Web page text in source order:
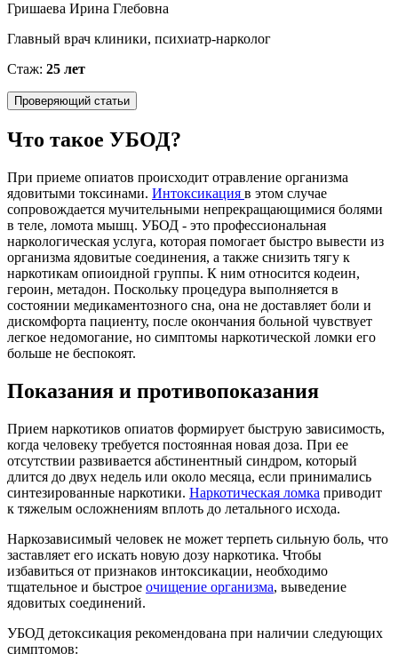
Гришаева Ирина Глебовна
Главный врач клиники, психиатр-нарколог
Стаж: 25 лет
Проверяющий статьи
Что такое УБОД?
При приеме опиатов происходит отравление организма
ядовитыми токсинами. Интоксикация в этом случае
сопровождается мучительными непрекращающимися болями
в теле, ломота мышц. УБОД - это профессиональная
наркологическая услуга, которая помогает быстро вывести из
организма ядовитые соединения, а также снизить тягу к
наркотикам опиоидной группы. К ним относится кодеин,
героин, метадон. Поскольку процедура выполняется в
состоянии медикаментозного сна, она не доставляет боли и
дискомфорта пациенту, после окончания больной чувствует
легкое недомогание, но симптомы наркотической ломки его
больше не беспокоят.
Показания и противопоказания
Прием наркотиков опиатов формирует быструю зависимость,
когда человеку требуется постоянная новая доза. При ее
отсутствии развивается абстинентный синдром, который
длится до двух недель или около месяца, если принимались
синтезированные наркотики. Наркотическая ломка приводит
к тяжелым осложнениям вплоть до летального исхода.
Наркозависимый человек не может терпеть сильную боль, что
заставляет его искать новую дозу наркотика. Чтобы
избавиться от признаков интоксикации, необходимо
тщательное и быстрое очищение организма, выведение
ядовитых соединений.
УБОД детоксикация рекомендована при наличии следующих
симптомов: